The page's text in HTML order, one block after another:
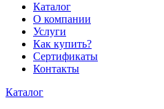
Каталог
О компании
Услуги
Как купить?
Сертификаты
Контакты
Каталог